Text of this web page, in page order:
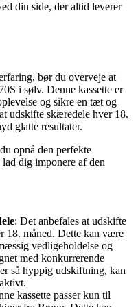
din side, der altid leverer
bør du overveje at
i sølv. Denne kassette er
og sikre en tæt og
udskifte skæredele hver 18.
glatte resultater.
opnå den perfekte
dig imponere af den
: Det anbefales at udskifte
18. måned. Dette kan være
vedligeholdelse og
med konkurrerende
så hyppig udskiftning, kan
kassette passer kun til